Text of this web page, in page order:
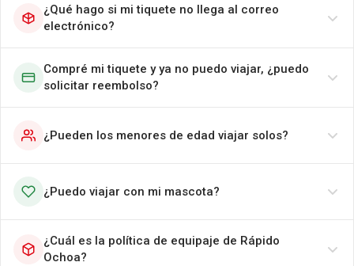
¿Qué hago si mi tiquete no llega al correo
electrónico?
Compré mi tiquete y ya no puedo viajar, ¿puedo
solicitar reembolso?
¿Pueden los menores de edad viajar solos?
¿Puedo viajar con mi mascota?
¿Cuál es la política de equipaje de Rápido
Ochoa?